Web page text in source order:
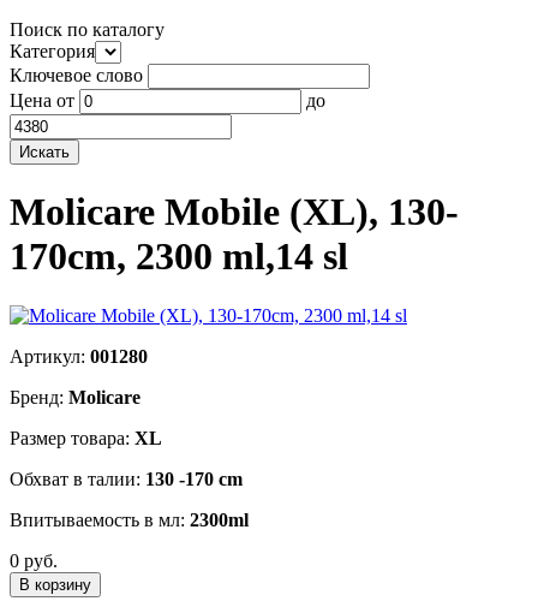
Поиск по каталогу
Категория
Ключевое слово
Цена от до
Molicare Mobile (XL), 130-
170cm, 2300 ml,14 sl
Артикул: 001280
Бренд: Molicare
Размер товара: XL
Обхват в талии: 130 -170 cm
Впитываемость в мл: 2300ml
0 руб.
В корзину